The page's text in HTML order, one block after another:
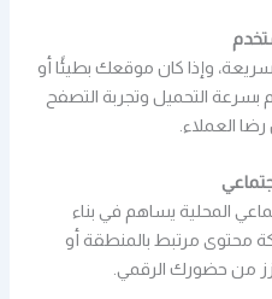
وإذا كان موقعك بطيئًا أو
بسرعة التحميل وتجربة التصفح
العملاء.
المحلية يساهم في بناء
محتوى مرتبط بالمنطقة أو
من حضورك الرقمي.